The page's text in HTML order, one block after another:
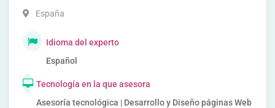
España
Idioma del experto
Español
Tecnología en la que asesora
Asesoría tecnológica | Desarrollo y Diseño páginas Web